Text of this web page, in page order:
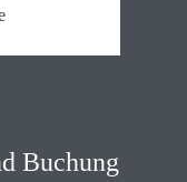
Buchung